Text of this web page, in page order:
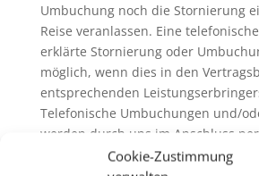
Cookie-Zustimmung
Umbuchung noch die Stornierung
Reise veranlassen. Eine
erklärte Stornierung oder
möglich, wenn dies in den
entsprechenden
Telefonische Umbuchungen und/
werden durch uns im Anschluss
Sie sind verpflichtet, in diesem